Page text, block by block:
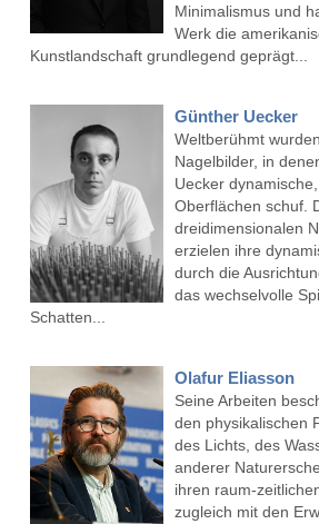
Minimalismus und
Werk die
Kunstlandschaft grundlegend geprägt...
Günther Uecker
Weltberühmt
Nagelbilder, in
Uecker
Oberflächen schuf.
dreidimensionalen
erzielen ihre
durch die
das wechselvolle
Schatten...
Olafur Eliasson
Seine Arbeiten
den physikalischen
des Lichts, des
anderer
ihren raum-
zugleich mit den